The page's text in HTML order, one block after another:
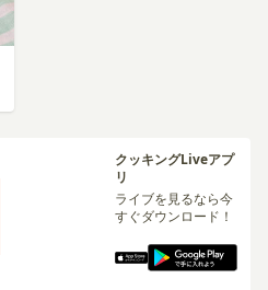
クッキングLiveアプ
リ
ライブを見るなら今
すぐダウンロード！